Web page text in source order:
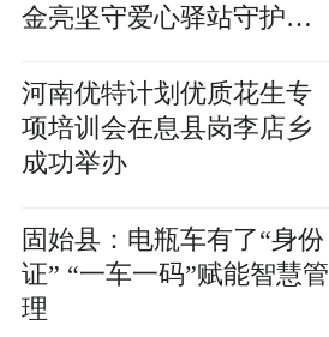
金亮坚守爱心驿站守护户
河南优特计划优质花生专
项培训会在息县岗李店乡
成功举办
固始县：电瓶车有了“身份
证” “一车一码”赋能智慧管
理